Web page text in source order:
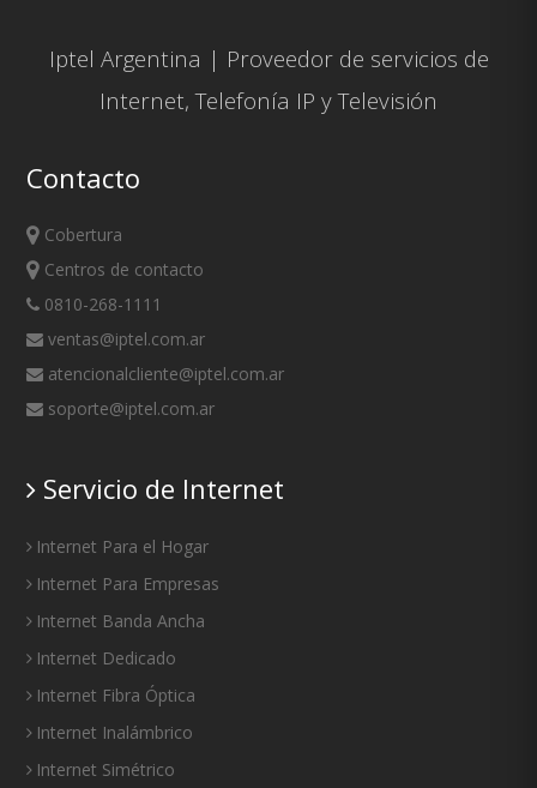
Iptel Argentina | Proveedor de servicios de
Internet,Telefonía IP yTelevisión
Contacto
Cobertura
Centros de contacto
0810-268-1111
ventas@iptel.com.ar
atencionalcliente@iptel.com.ar
soporte@iptel.com.ar
Servicio de Internet
Internet Para el Hogar
Internet Para Empresas
Internet Banda Ancha
Internet Dedicado
Internet Fibra Óptica
Internet Inalámbrico
Internet Simétrico